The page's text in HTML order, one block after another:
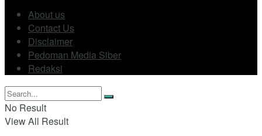
About us
Contact Us
Disclaimer
Pedoman Media Siber
Redaksi
No Result
View All Result